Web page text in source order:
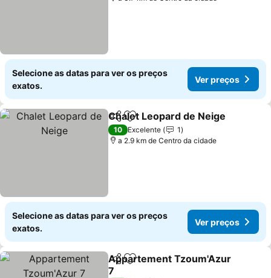
Selecione as datas para ver os preços
exatos.
Ver preços
PartilharAdicionar aos favoritos
Chalet Leopard de Neige
10 Excelente
1
a 2.9 km de Centro da cidade
Selecione as datas para ver os preços
exatos.
Ver preços
PartilharAdicionar aos favoritos
Appartement Tzoum'Azur
7